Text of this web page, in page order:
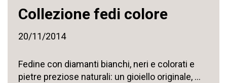
Collezione fedi colore
20/11/2014
Fedine con diamanti bianchi, neri e colorati e
pietre preziose naturali: un gioiello originale, ...